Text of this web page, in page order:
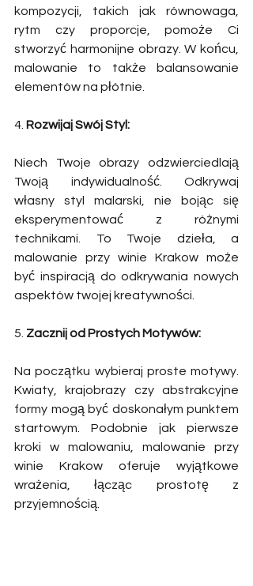
kompozycji, takich jak równowaga,
rytm czy proporcje, pomoże Ci
stworzyć harmonijne obrazy. W końcu,
malowanie to także balansowanie
elementów na płótnie.
4. Rozwijaj Swój Styl:
Niech Twoje obrazy odzwierciedlają
Twoją indywidualność. Odkrywaj
własny styl malarski, nie bojąc się
eksperymentować z różnymi
technikami. To Twoje dzieła, a
malowanie przy winie Krakow może
być inspiracją do odkrywania nowych
aspektów twojej kreatywności.
5. Zacznij od Prostych Motywów:
Na początku wybieraj proste motywy.
Kwiaty, krajobrazy czy abstrakcyjne
formy mogą być doskonałym punktem
startowym. Podobnie jak pierwsze
kroki w malowaniu, malowanie przy
winie Krakow oferuje wyjątkowe
wrażenia, łącząc prostotę z
przyjemnością.